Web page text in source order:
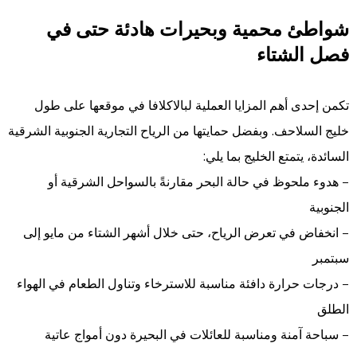
شواطئ محمية وبحيرات هادئة حتى في
فصل الشتاء
تكمن إحدى أهم المزايا العملية لبالاكلافا في موقعها على طول
خليج السلاحف. وبفضل حمايتها من الرياح التجارية الجنوبية الشرقية
السائدة، يتمتع الخليج بما يلي:
– هدوء ملحوظ في حالة البحر مقارنةً بالسواحل الشرقية أو
الجنوبية
– انخفاض في تعرض الرياح، حتى خلال أشهر الشتاء من مايو إلى
سبتمبر
– درجات حرارة دافئة مناسبة للاسترخاء وتناول الطعام في الهواء
الطلق
– سباحة آمنة ومناسبة للعائلات في البحيرة دون أمواج عاتية